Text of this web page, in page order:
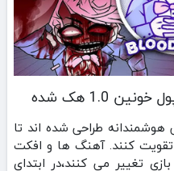
طراحی شده‌ اند تا
تقویت کنند. آهنگ‌ ها و افکت‌
تغییر می‌ کنند،در ابتدای